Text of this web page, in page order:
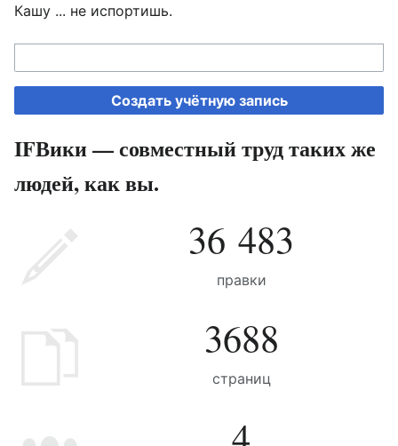
Кашу ... не испортишь.
Создать учётную запись
IFВики — совместный труд таких же
людей, как вы.
36 483
правки
3688
страниц